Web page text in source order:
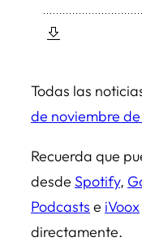
Todas las
de noviembre
Recuerda que
desde Spotify,
Podcasts e iVoox
directamente.